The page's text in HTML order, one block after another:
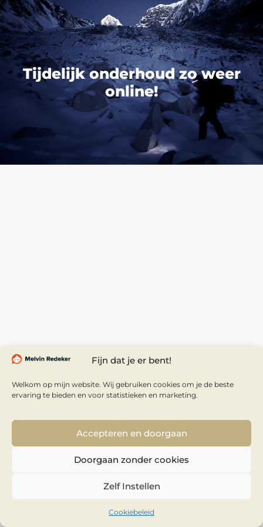
Fijn dat je er bent!
Welkom op mijn website. Wij gebruiken cookies om je de beste
ervaring te bieden en voor statistieken en marketing.
Accepteren en doorgaan
Doorgaan zonder cookies
Zelf Instellen
Cookiebeleid
Tijdelijk onderhoud zo weer
online!